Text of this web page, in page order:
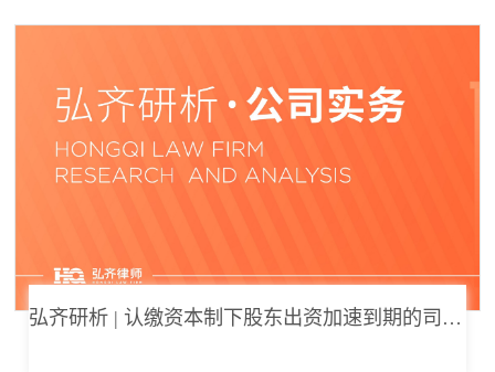
弘齐研析 | 认缴资本制下股东出资加速到期的司法边界与例外体系